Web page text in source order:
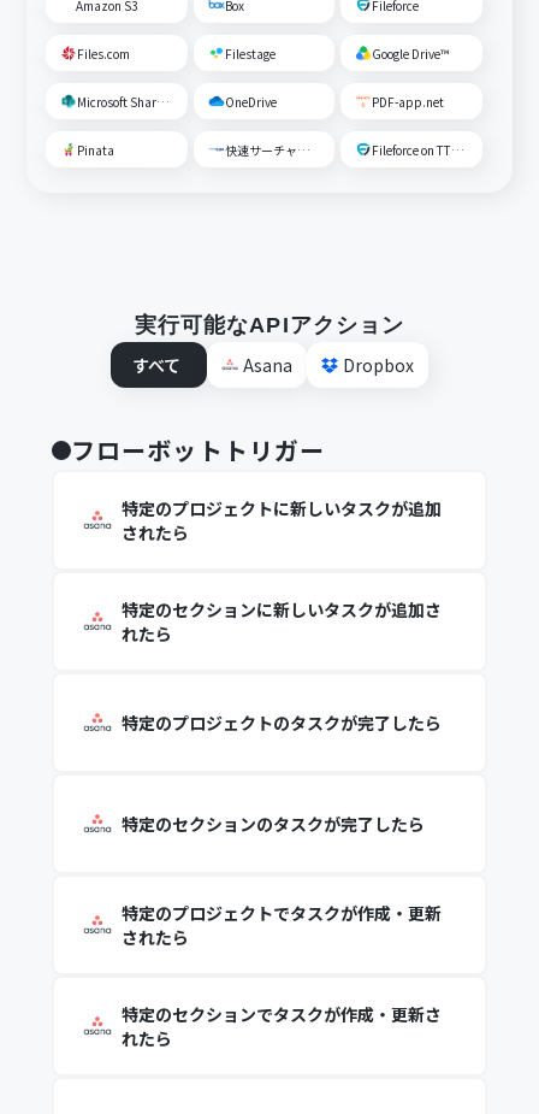
Amazon S3 Box Fileforce
Files.com Filestage Google Drive™
Microsoft SharePoint OneDrive PDF-app.net
Pinata 快速サーチャーGX Fileforce on TTS Cloud
実行可能なAPIアクション
すべて
Asana Dropbox
フローボットトリガー
特定のプロジェクトに新しいタスクが追加
されたら
特定のセクションに新しいタスクが追加さ
れたら
特定のプロジェクトのタスクが完了したら
特定のセクションのタスクが完了したら
特定のプロジェクトでタスクが作成・更新
されたら
特定のセクションでタスクが作成・更新さ
れたら